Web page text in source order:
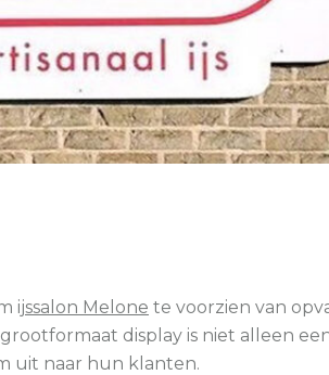
ijssalon Melone te voorzien van
display is niet alleen
uit naar hun klanten.